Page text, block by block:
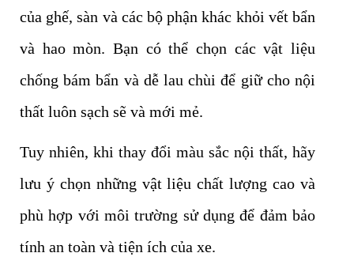
của ghế, sàn và các bộ phận khác khỏi vết bẩn
và hao mòn. Bạn có thể chọn các vật liệu
chống bám bẩn và dễ lau chùi để giữ cho nội
thất luôn sạch sẽ và mới mẻ.
Tuy nhiên, khi thay đổi màu sắc nội thất, hãy
lưu ý chọn những vật liệu chất lượng cao và
phù hợp với môi trường sử dụng để đảm bảo
tính an toàn và tiện ích của xe.